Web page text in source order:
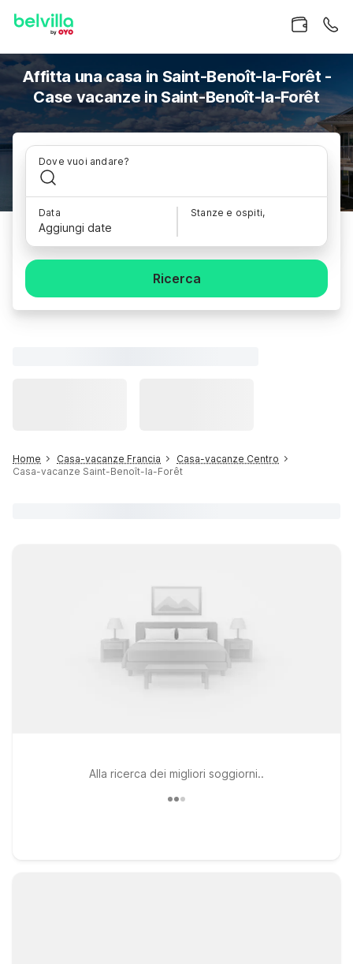
Affitta una casa in Saint-Benoît-la-Forêt -
Case vacanze in Saint-Benoît-la-Forêt
Dove vuoi andare?
Data
Aggiungi date
Stanze e ospiti,
Ricerca
Home Casa-vacanze Francia
Casa-vacanze Centro
Casa-vacanze Saint-Benoît-la-Forêt
Alla ricerca dei migliori soggiorni..